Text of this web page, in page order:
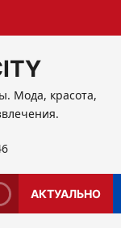
Мода, красота,
АКТУАЛЬНО